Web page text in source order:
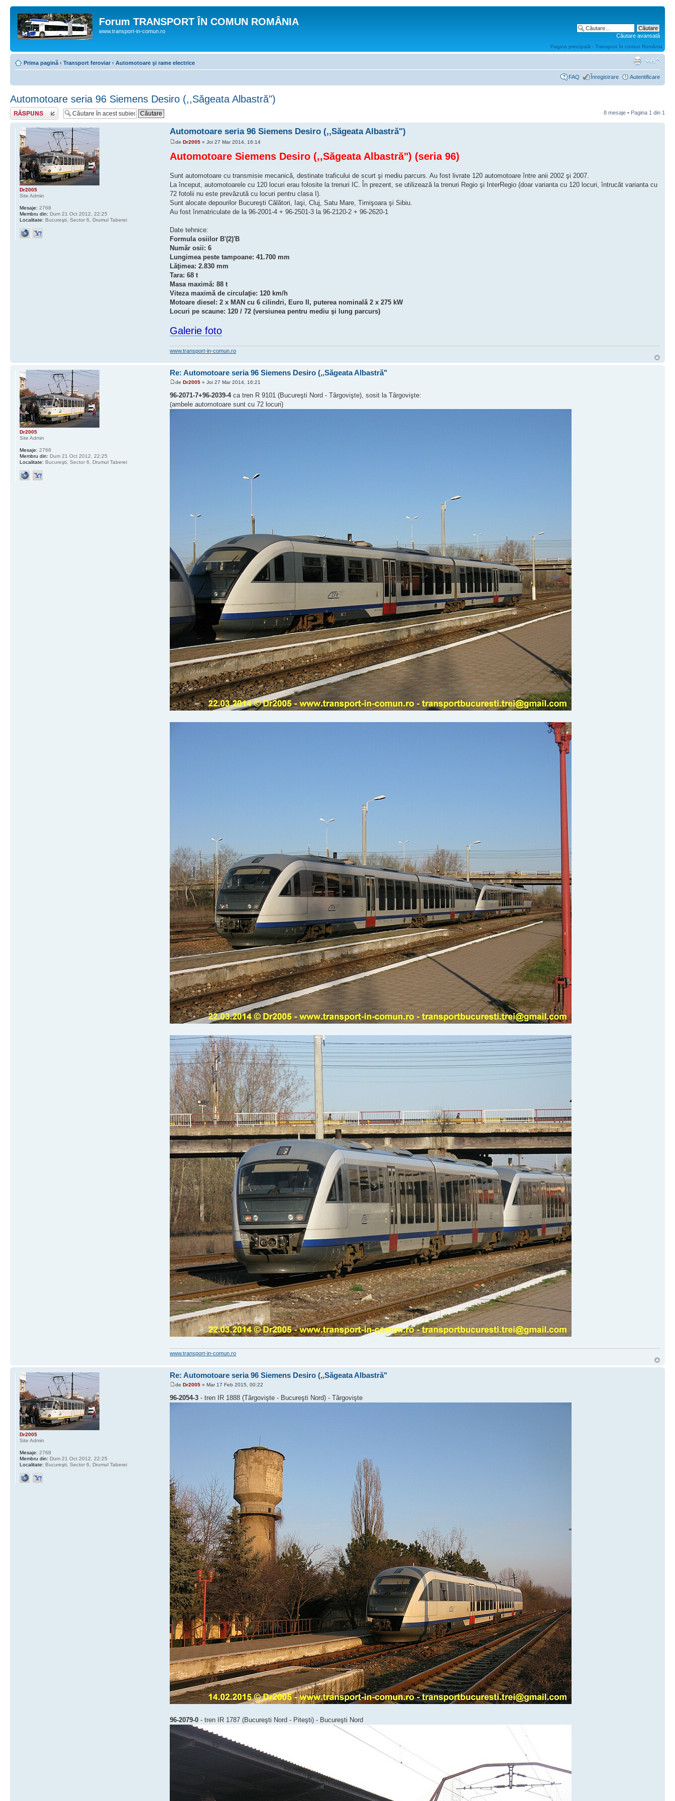
Forum TRANSPORT ÎN COMUN ROMÂNIA
www.transport-in-comun.ro
Căutare avansată
Pagina principală - Transport în comun România
Prima pagină ‹ Transport feroviar ‹ Automotoare şi rame electrice
FAQ Înregistrare Autentificare
Automotoare seria 96 Siemens Desiro (,,Săgeata Albastră")
Răspunde 8 mesaje • Pagina 1 din 1
Automotoare seria 96 Siemens Desiro (,,Săgeata Albastră")
deDr2005 » Joi 27 Mar 2014, 16:14
Automotoare Siemens Desiro (,,Săgeata Albastră") (seria 96)
Sunt automotoare cu transmisie mecanică, destinate traficului de scurt şi mediu parcurs. Au fost livrate 120 automotoare între anii 2002 şi 2007.
La început, automotoarele cu 120 locuri erau folosite la trenuri IC. În prezent, se utilizează la trenuri Regio şi InterRegio (doar varianta cu 120 locuri, întrucât varianta cu
72 fotolii nu este prevăzută cu locuri pentru clasa I).
Sunt alocate depourilor Bucureşti Călători, Iaşi, Cluj, Satu Mare, Timişoara şi Sibiu.
Au fost înmatriculate de la 96-2001-4 + 96-2501-3 la 96-2120-2 + 96-2620-1
Date tehnice:
Formula osiilor B'(2)'B
Număr osii: 6
Lungimea peste tampoane: 41.700 mm
Lăţimea: 2.830 mm
Tara: 68 t
Masa maximă: 88 t
Viteza maximă de circulaţie: 120 km/h
Motoare diesel: 2 x MAN cu 6 cilindri, Euro II, puterea nominală 2 x 275 kW
Locuri pe scaune: 120 / 72 (versiunea pentru mediu şi lung parcurs)
Galerie foto
www.transport-in-comun.ro
Dr2005
Site Admin
Mesaje: 2768
Membru din: Dum 21 Oct 2012, 22:25
Localitate: Bucureşti, Sector 6, Drumul Taberei
Re: Automotoare seria 96 Siemens Desiro (,,Săgeata Albastră"
deDr2005 » Joi 27 Mar 2014, 16:21
96-2071-7+96-2039-4ca tren R 9101 (Bucureşti Nord - Târgovişte), sosit la Târgovişte:
(ambele automotoare sunt cu 72 locuri)
www.transport-in-comun.ro
Dr2005
Site Admin
Mesaje: 2768
Membru din: Dum 21 Oct 2012, 22:25
Localitate: Bucureşti, Sector 6, Drumul Taberei
Re: Automotoare seria 96 Siemens Desiro (,,Săgeata Albastră"
de Dr2005 » Mar 17 Feb 2015, 00:22
96-2054-3 - tren IR 1888 (Târgovişte - Bucureşti Nord) - Târgovişte
96-2079-0 - tren IR 1787 (Bucureşti Nord - Piteşti) - Bucureşti Nord
Dr2005
Site Admin
Mesaje: 2768
Membru din: Dum 21 Oct 2012, 22:25
Localitate: Bucureşti, Sector 6, Drumul Taberei